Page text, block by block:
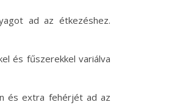
ad az étkezéshez.
és fűszerekkel variálva
és extra fehérjét ad az